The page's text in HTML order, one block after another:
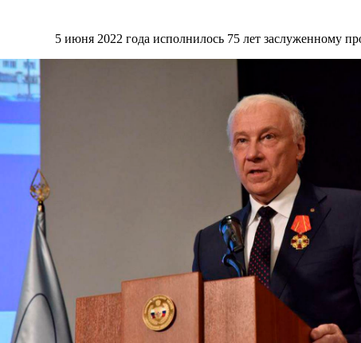
5 июня 2022 года исполнилось 75 лет заслуженному